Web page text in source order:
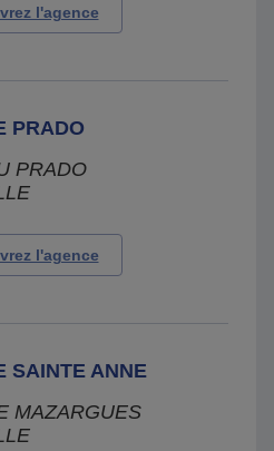
l'agence
PRADO
PRADO
l'agence
SAINTE ANNE
MAZARGUES